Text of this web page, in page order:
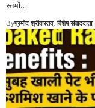
स्तंभों…
Byप्रमोद श्रीवास्तव, विशेष संवाददाता